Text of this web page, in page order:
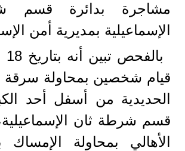
مشاجرة بدائرة قسم
الإسماعيلية بمديرية أمن
قيام شخصين بمحاولة
الحديدية من أسفل أحد
قسم شرطة ثان
الأهالي بمحاولة